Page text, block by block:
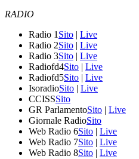
RADIO
Radio 1 Sito | Live
Radio 2Sito | Live
Radio 3Sito | Live
Radiofd4Sito | Live
Radiofd5Sito | Live
IsoradioSito | Live
CCISSSito
GR ParlamentoSito | Live
Giornale RadioSito
Web Radio 6Sito | Live
Web Radio 7Sito | Live
Web Radio 8Sito | Live